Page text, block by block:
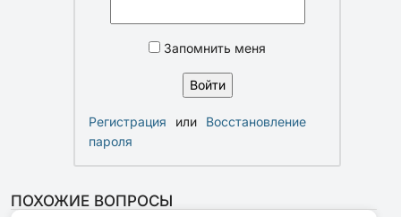
Запомнить меня
Регистрация или
Восстановление
пароля
ПОХОЖИЕ ВОПРОСЫ